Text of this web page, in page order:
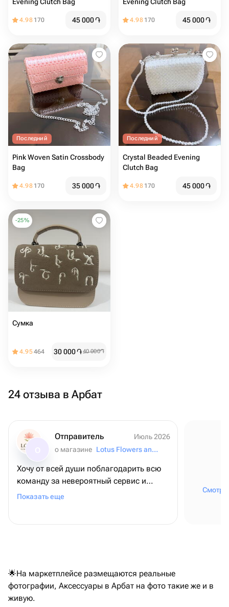
4.98 170 45 000֏ 4.98 170 45 000֏
Последний
Pink Woven Satin Crossbody
Bag
4.98 170 35 000֏
Последний
Crystal Beaded Evening
Clutch Bag
4.98 170 45 000֏
-25%
Сумка
4.95464 30 000֏40 000֏
24 отзыва в Арбат
Отправитель
Июль 2026
о магазине
Lotus Flowers and Gifts
Хочу от всей души поблагодарить всю
команду за невероятный сервис и
внимание к деталям! ❤️ Для меня этот
мне полное спокойствие и уверенность
В итоге всё было даже лучше, чем я
могла представить! Безумно вкусный
Показать еще
🌟На маркетплейсе размещаются реальные
фотографии, Аксессуары в Арбат на фото такие же и в
живую.